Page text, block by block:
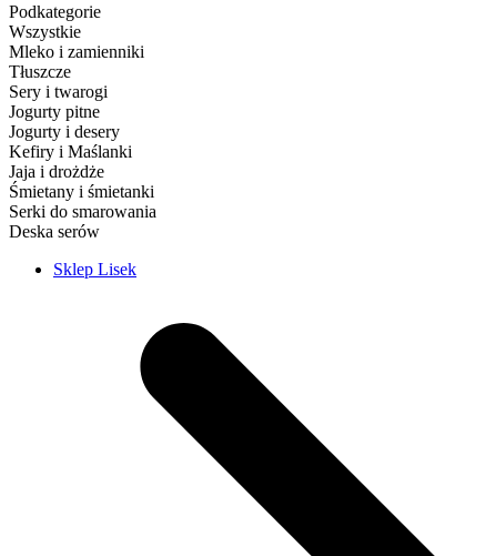
Podkategorie
Wszystkie
Mleko i zamienniki
Tłuszcze
Sery i twarogi
Jogurty pitne
Jogurty i desery
Kefiry i Maślanki
Jaja i drożdże
Śmietany i śmietanki
Serki do smarowania
Deska serów
Sklep Lisek